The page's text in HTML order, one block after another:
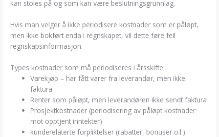
kan stoles på og som kan være beslutningsgrunnlag.
Hvis man velger å ikke periodisere kostnader som er påløpt,
men ikke bokført enda i regnskapet, vil dette føre feil
regnskapsinformasjon.
Types kostnader som må periodiseres i årsskifte:
Varekjøp – har fått varer fra leverandør, men ikke
faktura
Renter som påløpt, men leverandøren ikke sendt faktura
Prosjektkostnader (periodisering av påløpt kostnader
mot opptjent inntekter)
kunderelaterte forpliktelser (rabatter, bonuser o.l.)